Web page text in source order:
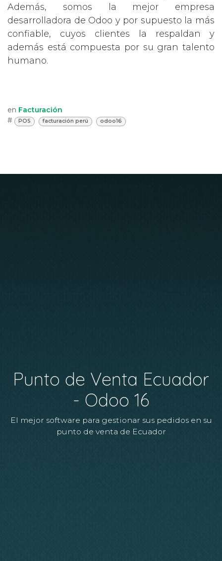
Además, somos la mejor empresa
desarrolladora de Odoo y por supuesto la más
confiable, cuyos clientes la respaldan y
además está compuesta por su gran talento
humano.
en Facturación
#
POS facturación perú odoo16
Punto de Venta Ecuador
- Odoo 16
El mejor software para gestionar sus pedidos en su
punto de venta de Ecuador